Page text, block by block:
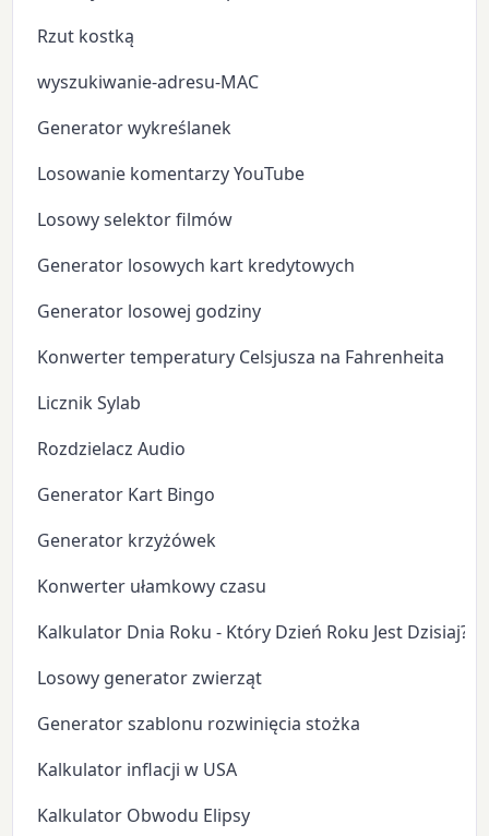
Rzut kostką
wyszukiwanie-adresu-MAC
Generator wykreślanek
Losowanie komentarzy YouTube
Losowy selektor filmów
Generator losowych kart kredytowych
Generator losowej godziny
Konwerter temperatury Celsjusza na Fahrenheita
Licznik Sylab
Rozdzielacz Audio
Generator Kart Bingo
Generator krzyżówek
Konwerter ułamkowy czasu
Kalkulator Dnia Roku - Który Dzień Roku Jest Dzisiaj?
Losowy generator zwierząt
Generator szablonu rozwinięcia stożka
Kalkulator inflacji w USA
Kalkulator Obwodu Elipsy